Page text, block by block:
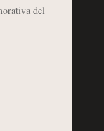
del